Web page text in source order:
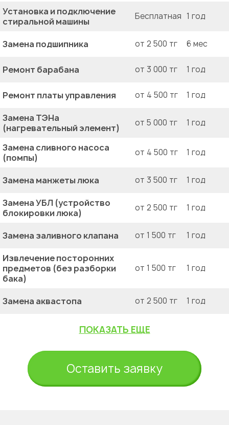
Установка и подключение
стиральной машины
Бесплатная 1 год
Замена подшипника от 2 500 тг 6 мес
Ремонт барабана от 3 000 тг 1 год
Ремонт платы управления от 4 500 тг 1 год
Замена ТЭНа
(нагревательный элемент)
от 5 000 тг 1 год
Замена сливного насоса
(помпы)
от 4 500 тг 1 год
Замена манжеты люка от 3 500 тг 1 год
Замена УБЛ (устройство
блокировки люка)
от 2 500 тг 1 год
Замена заливного клапана от 1 500 тг 1 год
Извлечение посторонних
предметов (без разборки
бака)
от 1 500 тг 1 год
Замена аквастопа от 2 500 тг 1 год
ПОКАЗАТЬ ЕЩЕ
Оставить заявку